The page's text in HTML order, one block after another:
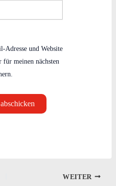
Adresse und Website
für meinen nächsten
WEITER